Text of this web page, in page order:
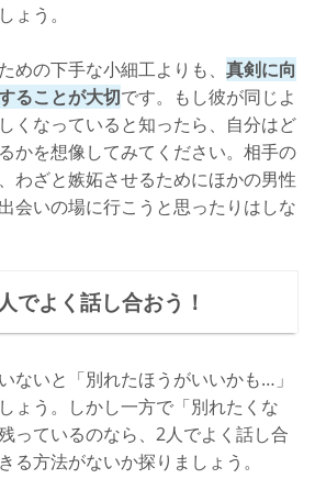
ょう。
めの下手な小細工よりも、 真剣に向
ることが大切です。もし彼が同じよ
くなっていると知ったら、自分はど
かを想像してみてください。相手の
わざと嫉妬させるためにほかの男性
会いの場に行こうと思ったりはしな
でよく話し合おう！
ないと「別れたほうがいいかも…」
ょう。しかし一方で「別れたくな
っているのなら、2人でよく話し合
る方法がないか探りましょう。